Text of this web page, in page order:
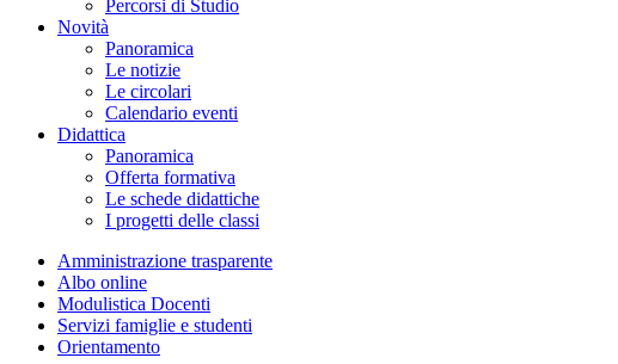
Percorsi di Studio
Novità
Panoramica
Le notizie
Le circolari
Calendario eventi
Didattica
Panoramica
Offerta formativa
Le schede didattiche
I progetti delle classi
Amministrazione trasparente
Albo online
Modulistica Docenti
Servizi famiglie e studenti
Orientamento